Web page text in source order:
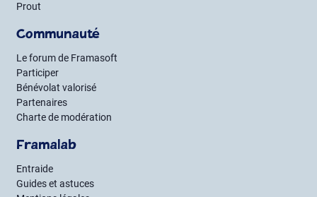
Prout
Communauté
Le forum de Framasoft
Participer
Bénévolat valorisé
Partenaires
Charte de modération
Framalab
Entraide
Guides et astuces